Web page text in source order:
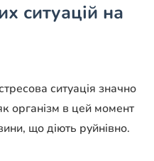
ситуацій на
ситуація значно
організм в цей момент
що діють руйнівно.